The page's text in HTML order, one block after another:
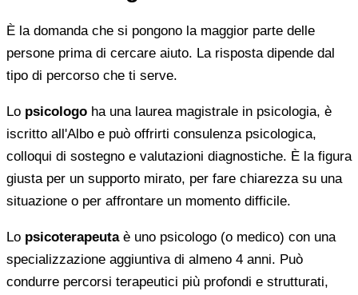
È la domanda che si pongono la maggior parte delle
persone prima di cercare aiuto. La risposta dipende dal
tipo di percorso che ti serve.
Lo psicologo ha una laurea magistrale in psicologia, è
iscritto all'Albo e può offrirti consulenza psicologica,
colloqui di sostegno e valutazioni diagnostiche. È la figura
giusta per un supporto mirato, per fare chiarezza su una
situazione o per affrontare un momento difficile.
Lo psicoterapeutaè uno psicologo (o medico) con una
specializzazione aggiuntiva di almeno 4 anni. Può
condurre percorsi terapeutici più profondi e strutturati,